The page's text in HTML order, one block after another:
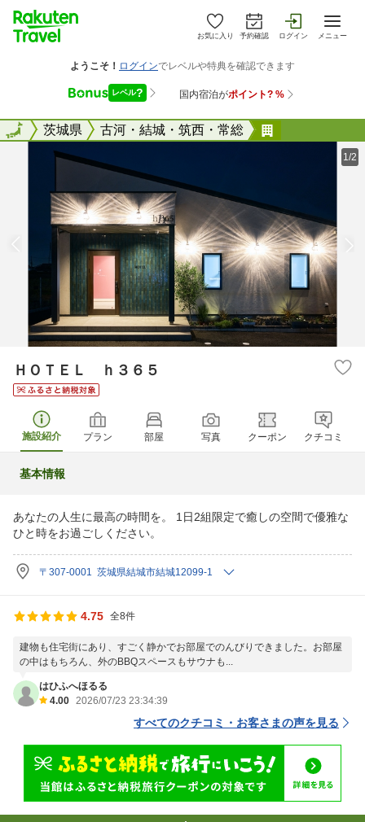
お気に入り 予約確認 ログイン メニュー
全国茨城県 古河・結城・筑西・常総
全国
1/2
ＨＯＴＥＬ ｈ３６５
施設紹介 プラン 部屋 写真 クーポン クチコミ
基本情報
あなたの人生に最高の時間を。 1日2組限定で癒しの空間で優雅な
ひと時をお過ごしください。
〒307-0001 茨城県結城市結城12099-1
4.75 全8件
建物も住宅街にあり、すごく静かでお部屋でのんびりできました。お部屋
の中はもちろん、外のBBQスペースもサウナも...
はひふへほるる
4.00 2026/07/23 23:34:39
すべてのクチコミ・お客さまの声を見る